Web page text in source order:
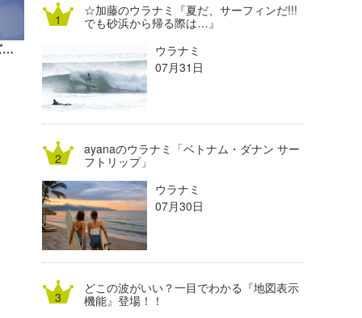
T.N改めナッカルビのウラナミ『バグズアタック』
熊谷素子
植村未来
NOBUFUKU
大野”MAR”修聖
喜納海人
ECE
G◎Da
H
KID
KOBU
KY
MIN
mitz
OYZ
☆加藤のウラナミ『夏だ、サーフィンだ!!!
でも砂浜から帰る際は…』
ウラナミ
07月31日
ayanaのウラナミ「ベトナム・ダナン サー
フトリップ」
ウラナミ
07月30日
どこの波がいい？一目でわかる『地図表示
機能』登場！！